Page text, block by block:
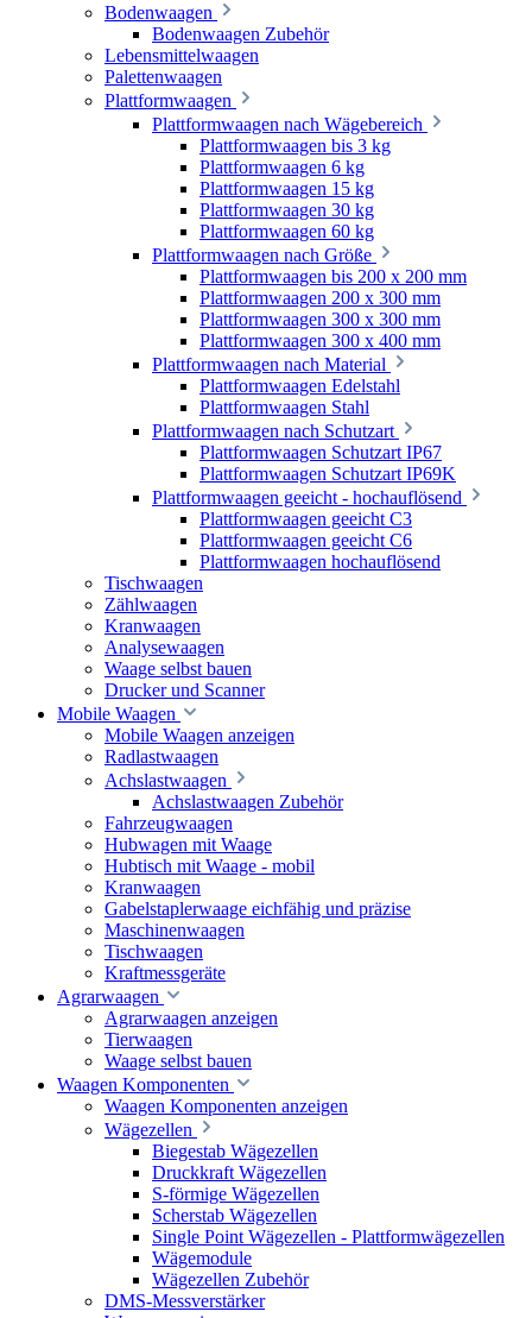
Bodenwaagen
Bodenwaagen Zubehör
Lebensmittelwaagen
Palettenwaagen
Plattformwaagen
Plattformwaagen nach Wägebereich
Plattformwaagen bis 3 kg
Plattformwaagen 6 kg
Plattformwaagen 15 kg
Plattformwaagen 30 kg
Plattformwaagen 60 kg
Plattformwaagen nach Größe
Plattformwaagen bis 200 x 200 mm
Plattformwaagen 200 x 300 mm
Plattformwaagen 300 x 300 mm
Plattformwaagen 300 x 400 mm
Plattformwaagen nach Material
Plattformwaagen Edelstahl
Plattformwaagen Stahl
Plattformwaagen nach Schutzart
Plattformwaagen Schutzart IP67
Plattformwaagen Schutzart IP69K
Plattformwaagen geeicht - hochauflösend
Plattformwaagen geeicht C3
Plattformwaagen geeicht C6
Plattformwaagen hochauflösend
Tischwaagen
Zählwaagen
Kranwaagen
Analysewaagen
Waage selbst bauen
Drucker und Scanner
Mobile Waagen
Mobile Waagen anzeigen
Radlastwaagen
Achslastwaagen
Achslastwaagen Zubehör
Fahrzeugwaagen
Hubwagen mit Waage
Hubtisch mit Waage - mobil
Kranwaagen
Gabelstaplerwaage eichfähig und präzise
Maschinenwaagen
Tischwaagen
Kraftmessgeräte
Agrarwaagen
Agrarwaagen anzeigen
Tierwaagen
Waage selbst bauen
Waagen Komponenten
Waagen Komponenten anzeigen
Wägezellen
Biegestab Wägezellen
Druckkraft Wägezellen
S-förmige Wägezellen
Scherstab Wägezellen
Single Point Wägezellen - Plattformwägezellen
Wägemodule
Wägezellen Zubehör
DMS-Messverstärker